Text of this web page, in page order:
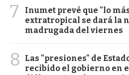
7
Inumet prevé que "lo
extratropical se dará la
madrugada del viernes
8
Las "presiones" de
recibido el gobierno en